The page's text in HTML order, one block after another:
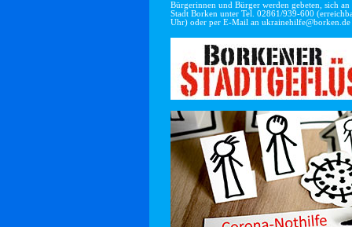
Bürgerinnen und Bürger werden gebeten, sich
Stadt Borken unter Tel. 02861/939-600
Uhr) oder per E-Mail an ukrainehilfe@borken.de